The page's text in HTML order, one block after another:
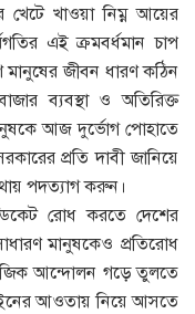
খাওয়া নিম্ন আয়ের
এই ক্রমবর্ধমান চাপ
জীবন ধারণ কঠিন
ব্যবস্থা ও অতিরিক্ত
আজ দুর্ভোগ পোহাতে
প্রতি দাবী জানিয়ে
পদত্যাগ করুন।
রোধ করতে দেশের
মানুষকেও প্রতিরোধ
আন্দোলন গড়ে তুলতে
আওতায় নিয়ে আসতে